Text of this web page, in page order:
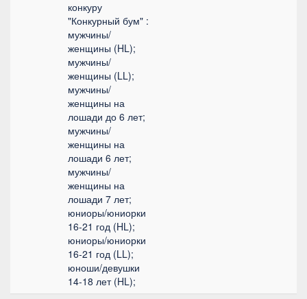
конкуру
"Конкурный бум" :
мужчины/
женщины (HL);
мужчины/
женщины (LL);
мужчины/
женщины на
лошади до 6 лет;
мужчины/
женщины на
лошади 6 лет;
мужчины/
женщины на
лошади 7 лет;
юниоры/юниорки
16-21 год (HL);
юниоры/юниорки
16-21 год (LL);
юноши/девушки
14-18 лет (HL);